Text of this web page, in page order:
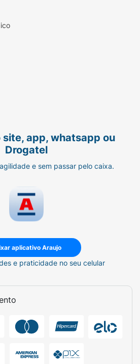
site, app, whatsapp ou
Drogatel
e sem passar pelo caixa.
aplicativo Araujo
e praticidade no seu celular